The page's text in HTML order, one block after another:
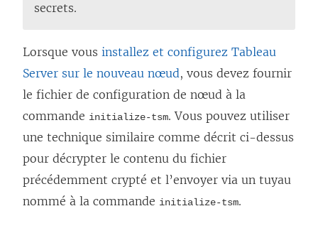
secrets.
Lorsque vous installez et configurez Tableau
Server sur le nouveau nœud, vous devez fournir
le fichier de configuration de nœud à la
commande initialize-tsm.Vous pouvez utiliser
une technique similaire comme décrit ci-dessus
pour décrypter le contenu du fichier
précédemment crypté et l’envoyer via un tuyau
nommé à la commande initialize-tsm.